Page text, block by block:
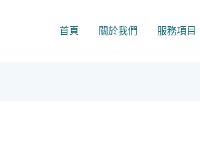
首頁 關於我們 服務項目